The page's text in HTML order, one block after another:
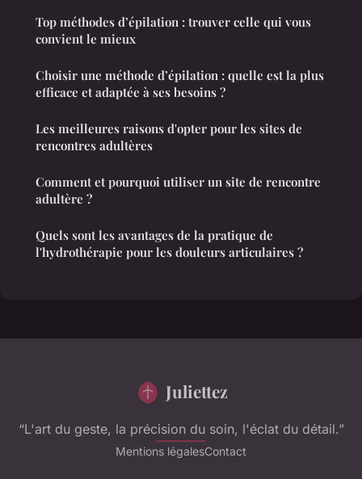
Top méthodes d’épilation : trouver celle qui vous
convient le mieux
Choisir une méthode d’épilation : quelle est la plus
efficace et adaptée à ses besoins ?
Les meilleures raisons d'opter pour les sites de
rencontres adultères
Comment et pourquoi utiliser un site de rencontre
adultère ?
Quels sont les avantages de la pratique de
l'hydrothérapie pour les douleurs articulaires ?
Juliettez
“L'art du geste, la précision du soin, l'éclat du détail.”
Mentions légalesContact